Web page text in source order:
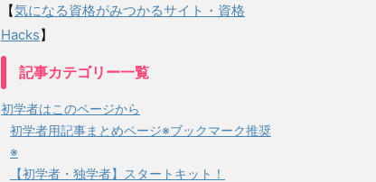
【気になる資格がみつかるサイト・資格
Hacks】
記事カテゴリー一覧
初学者はこのページから
初学者用記事まとめページ※ブックマーク推奨
※
【初学者・独学者】スタートキット！